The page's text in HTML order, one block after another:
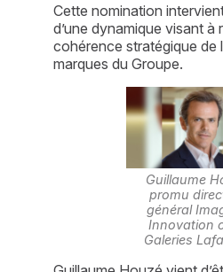
Cette nomination
d’une dynamique visant à
cohérence stratégique de
marques du Groupe.
Guillaume
promu
général
Innovation
Galeries